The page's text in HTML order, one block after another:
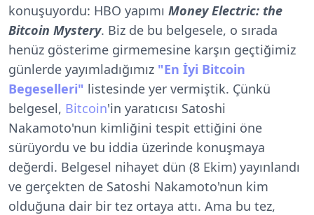
konuşuyordu: HBO yapımı Money Electric: the
Bitcoin Mystery. Biz de bu belgesele, o sırada
henüz gösterime girmemesine karşın geçtiğimiz
günlerde yayımladığımız "En İyi Bitcoin
Begeselleri" listesinde yer vermiştik. Çünkü
belgesel, Bitcoin'in yaratıcısı Satoshi
Nakamoto'nun kimliğini tespit ettiğini öne
sürüyordu ve bu iddia üzerinde konuşmaya
değerdi. Belgesel nihayet dün (8 Ekim) yayınlandı
ve gerçekten de Satoshi Nakamoto'nun kim
olduğuna dair bir tez ortaya attı. Ama bu tez,